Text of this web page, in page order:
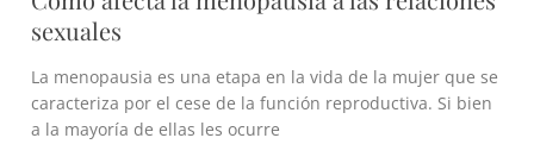
sexuales
La menopausia es una etapa en la vida de la mujer que se
caracteriza por el cese de la función reproductiva. Si bien
a la mayoría de ellas les ocurre